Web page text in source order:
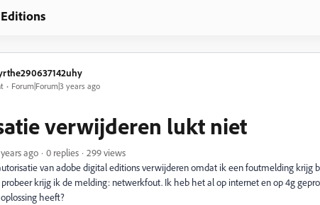
Forum|Forum|3 years ago
verwijderen lukt niet
ago 0 replies
299 views
van adobe digital editions verwijderen omdat ik een foutmelding krijg
probeer krijg ik de melding: netwerkfout. Ik heb het al op internet en op 4g
heeft?